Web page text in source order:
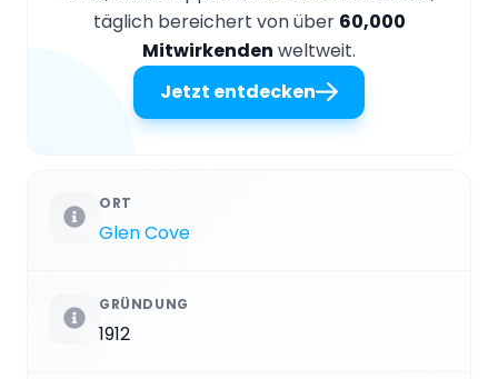
täglich bereichert von über 60,000
Mitwirkenden weltweit.
Jetzt entdecken
ORT
Glen Cove
GRÜNDUNG
1912